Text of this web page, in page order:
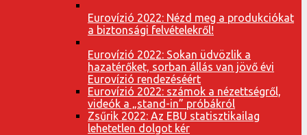
Eurovízió 2022: Nézd meg a produkciókat
a biztonsági felvételekről!
Eurovízió 2022: Sokan üdvözlik a
hazatérőket, sorban állás van jövő évi
Eurovízió rendezéséért
Eurovízió 2022: számok a nézettségről,
videók a „stand-in” próbákról
Zsűrik 2022: Az EBU statisztikailag
lehetetlen dolgot kér